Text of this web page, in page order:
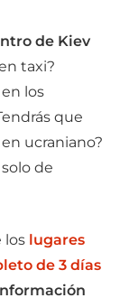
de Kiev
taxi?
los
que
ucraniano?
de
los lugares
de 3 días